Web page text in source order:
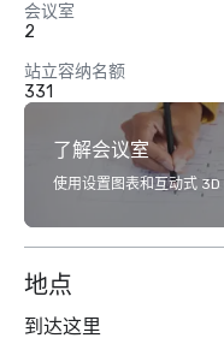
会议室
2
站立容纳名额
331
了解会议室
使用设置图表和互动式 3D
地点
到达这里